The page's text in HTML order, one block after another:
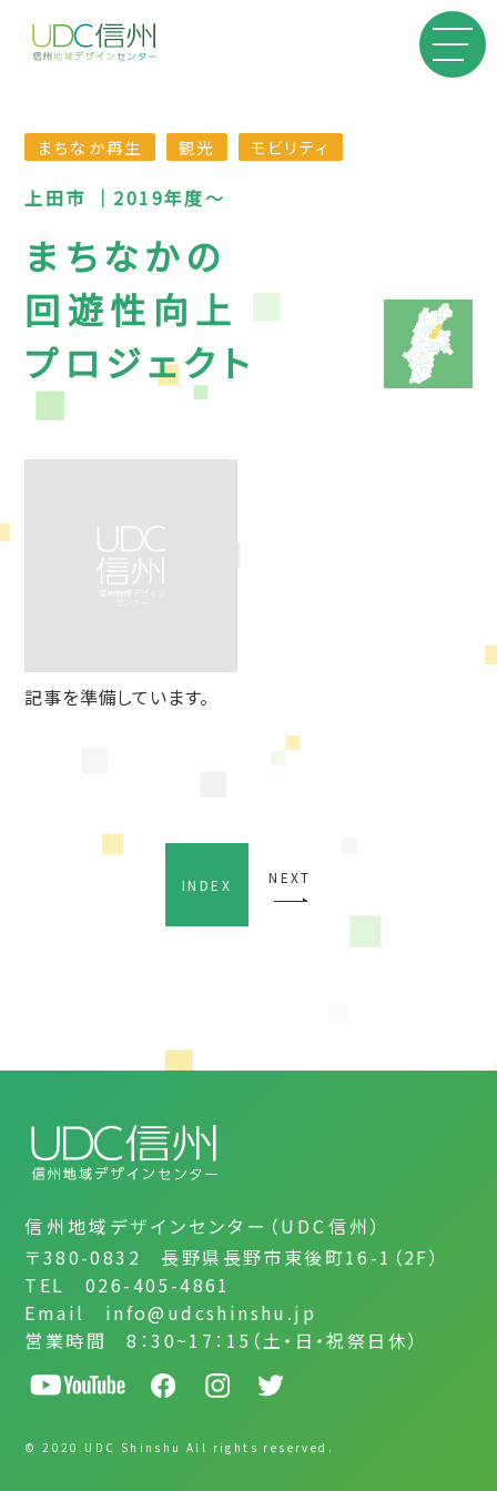
まちなか再生 観光 モビリティ
上田市 ｜2019年度〜
まちなかの
回遊性向上
プロジェクト
記事を準備しています。
INDEX NEXT
信州地域デザインセンター（UDC信州）
〒380-0832 長野県長野市東後町16-1（2F）
TEL 026-405-4861
Email info@udcshinshu.jp
営業時間 8：30~17：15（土・日・祝祭日休）
© 2020 UDC Shinshu All rights reserved.